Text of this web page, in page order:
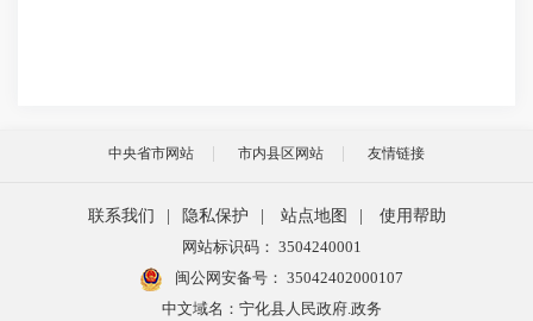
中央省市网站 市内县区网站 友情链接
联系我们 隐私保护 站点地图
使用帮助
网站标识码： 3504240001
闽公网安备号： 35042402000107
中文域名：宁化县人民政府.政务